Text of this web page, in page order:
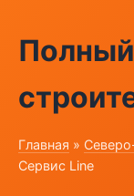
Главная »
Сервис Line